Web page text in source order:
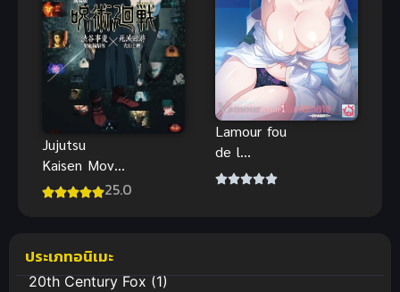
Jujutsu
Kaisen Movie
Execution25.0
Lamour fou
de l
automate
ส่วนหนึ่งจาก
ประเภทอนิเมะ
20th Century Fox(1)